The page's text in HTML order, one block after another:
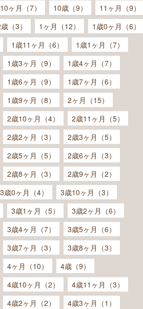
10ヶ月（7） 10歳（9）
11ヶ月（9）
（3） 1ヶ月（12）
1歳0ヶ月（6）
1歳11ヶ月（6）
1歳1ヶ月（7）
1歳3ヶ月（9）
1歳4ヶ月（7）
1歳6ヶ月（9）
1歳7ヶ月（6）
1歳9ヶ月（8）
2ヶ月（15）
2歳10ヶ月（4）
2歳11ヶ月（5）
2歳2ヶ月（3）
2歳3ヶ月（5）
2歳5ヶ月（5）
2歳6ヶ月（3）
2歳8ヶ月（3）
2歳9ヶ月（2）
3歳0ヶ月（4）
3歳10ヶ月（3）
3歳1ヶ月（5）
3歳2ヶ月（6）
3歳4ヶ月（7）
3歳5ヶ月（6）
3歳7ヶ月（3）
3歳8ヶ月（3）
4ヶ月（10）
4歳（9）
4歳10ヶ月（2）
4歳11ヶ月（3）
4歳2ヶ月（2）
4歳3ヶ月（1）